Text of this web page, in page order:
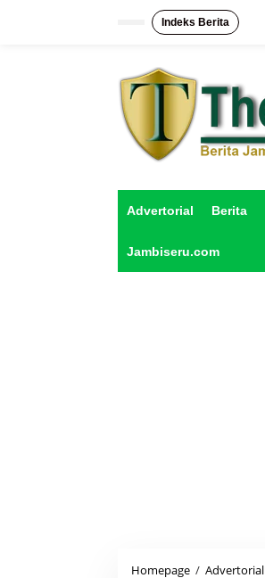
Indeks Berita
Advertorial Berita
Jambiseru.com
Homepage / Advertorial